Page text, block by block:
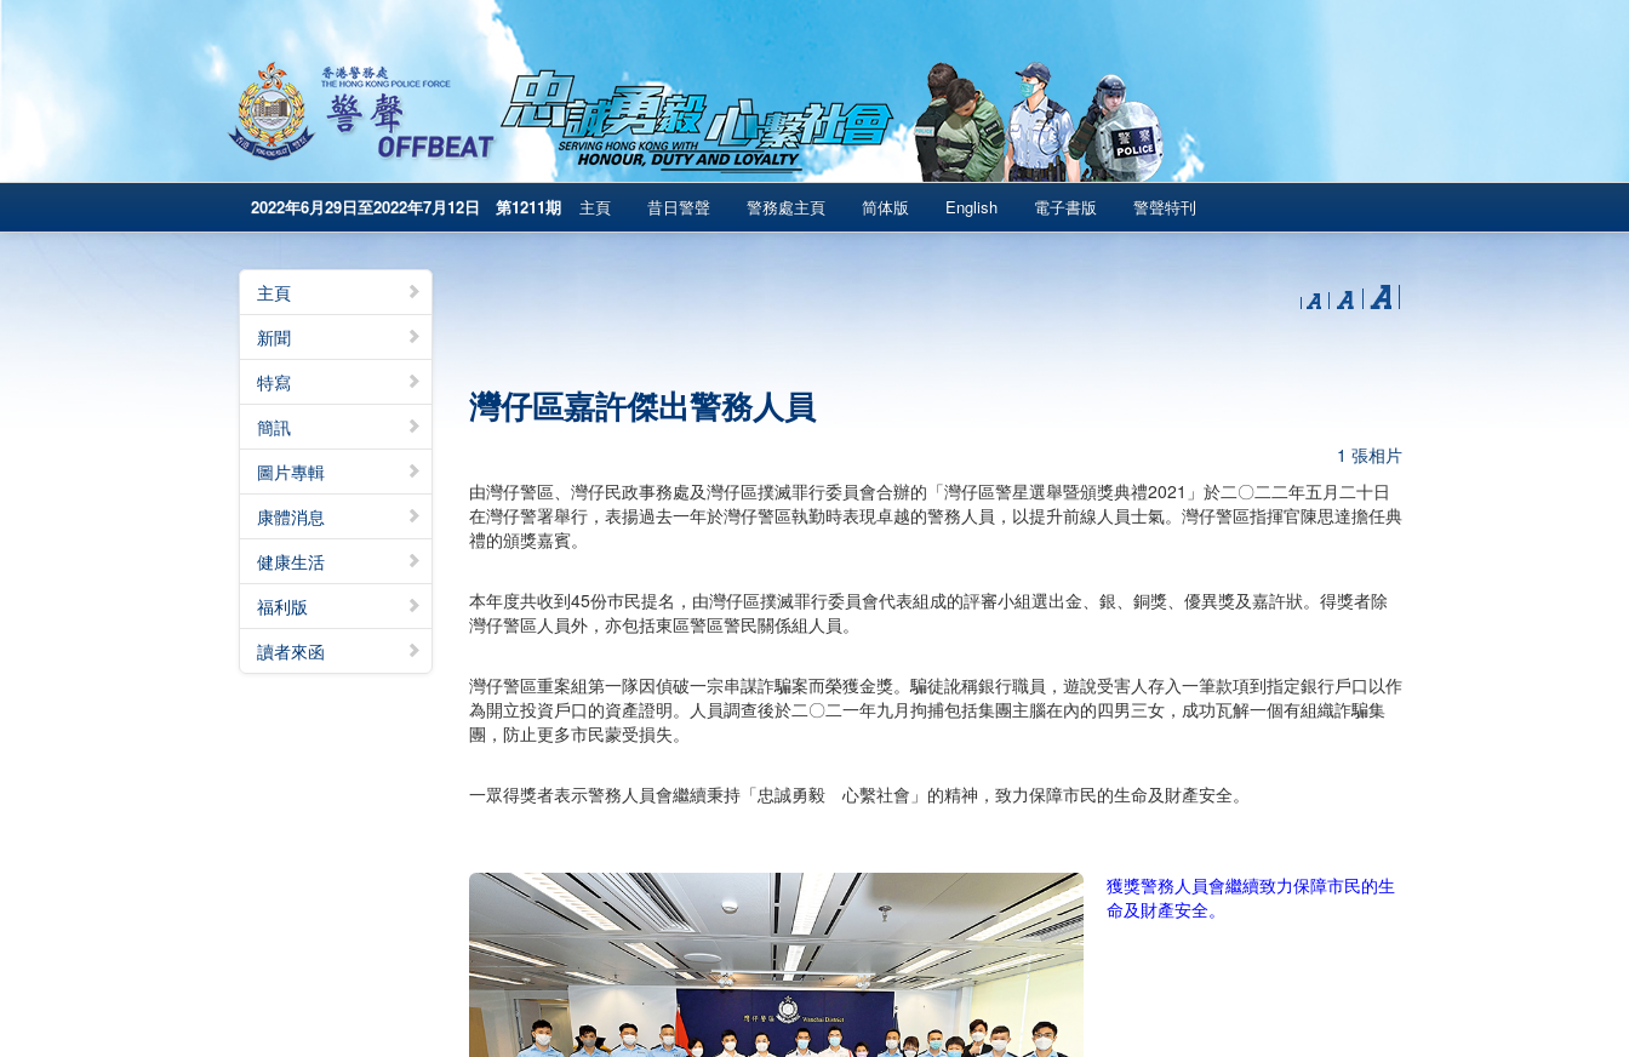
2022年6月29日至2022年7月12日 第1211期 主頁 昔日警聲 警務處主頁 简体版 English 電子書版 警聲特刊
主頁
新聞
特寫
簡訊
圖片專輯
康體消息
健康生活
福利版
讀者來函
灣仔區嘉許傑出警務人員
1 張相片
由灣仔警區、灣仔民政事務處及灣仔區撲滅罪行委員會合辦的「灣仔區警星選舉暨頒獎典禮2021」於二〇二二年五月二十日
在灣仔警署舉行，表揚過去一年於灣仔警區執勤時表現卓越的警務人員，以提升前線人員士氣。灣仔警區指揮官陳思達擔任典
禮的頒獎嘉賓。
本年度共收到45份巿民提名，由灣仔區撲滅罪行委員會代表組成的評審小組選出金、銀、銅獎、優異獎及嘉許狀。得獎者除
灣仔警區人員外，亦包括東區警區警民關係組人員。
灣仔警區重案組第一隊因偵破一宗串謀詐騙案而榮獲金獎。騙徒訛稱銀行職員，遊說受害人存入一筆款項到指定銀行戶口以作
為開立投資戶口的資產證明。人員調查後於二〇二一年九月拘捕包括集團主腦在內的四男三女，成功瓦解一個有組織詐騙集
團，防止更多市民蒙受損失。
一眾得獎者表示警務人員會繼續秉持「忠誠勇毅 心繫社會」的精神，致力保障市民的生命及財產安全。
獲獎警務人員會繼續致力保障市民的生
命及財產安全。